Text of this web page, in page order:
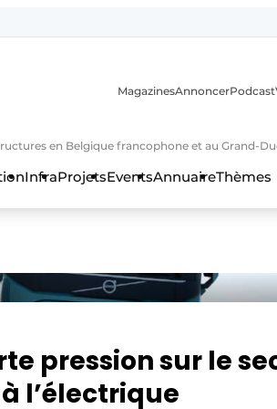
en Belgique francophone et au Grand-
MagazinesAnnoncerPodcast
InfraProjetsEventsAnnuaireThèmes
pression sur le
l’électrique